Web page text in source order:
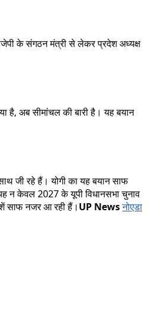
के संगठन मंत्री से लेकर प्रदेश अध्यक्ष
है, अब सीमांचल की बारी है। यह बयान
जी रहे हैं। योगी का यह बयान साफ
यह न केवल 2027 के यूपी विधानसभा चुनाव
साफ नजर आ रही हैं। UP Newsनोएडा